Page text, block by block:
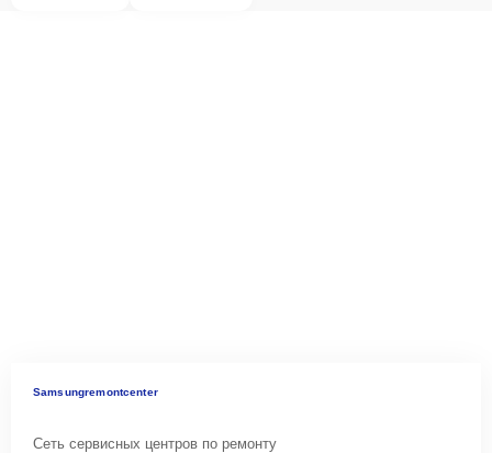
Samsungremontcenter
Сеть сервисных центров по ремонту